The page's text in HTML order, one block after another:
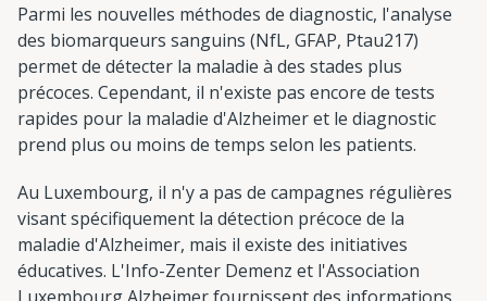
Parmi les nouvelles méthodes de diagnostic, l'analyse
des biomarqueurs sanguins (NfL, GFAP, Ptau217)
permet de détecter la maladie à des stades plus
précoces. Cependant, il n'existe pas encore de tests
rapides pour la maladie d'Alzheimer et le diagnostic
prend plus ou moins de temps selon les patients.
Au Luxembourg, il n'y a pas de campagnes régulières
visant spécifiquement la détection précoce de la
maladie d'Alzheimer, mais il existe des initiatives
éducatives. L'Info-Zenter Demenz et l'Association
Luxembourg Alzheimer fournissent des informations